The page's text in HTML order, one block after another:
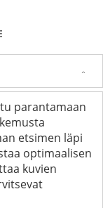
parantamaan
etsimen läpi
optimaalisen
kuvien